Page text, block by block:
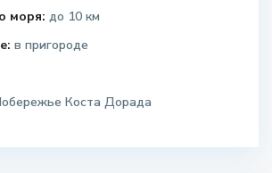
моря: до 10 км
в пригороде
Коста Дорада